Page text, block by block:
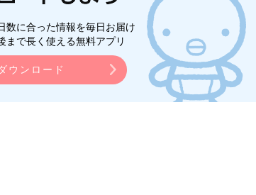
数に合った情報を毎日お届け
まで長く使える無料アプリ
ウンロード